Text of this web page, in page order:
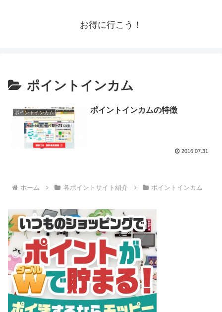
お得に行こう！
ポイントインカム
ポイントインカム ポイントインカムの特徴
2016.07.31
ホーム 各ポイントサイト紹介 ポイントインカム